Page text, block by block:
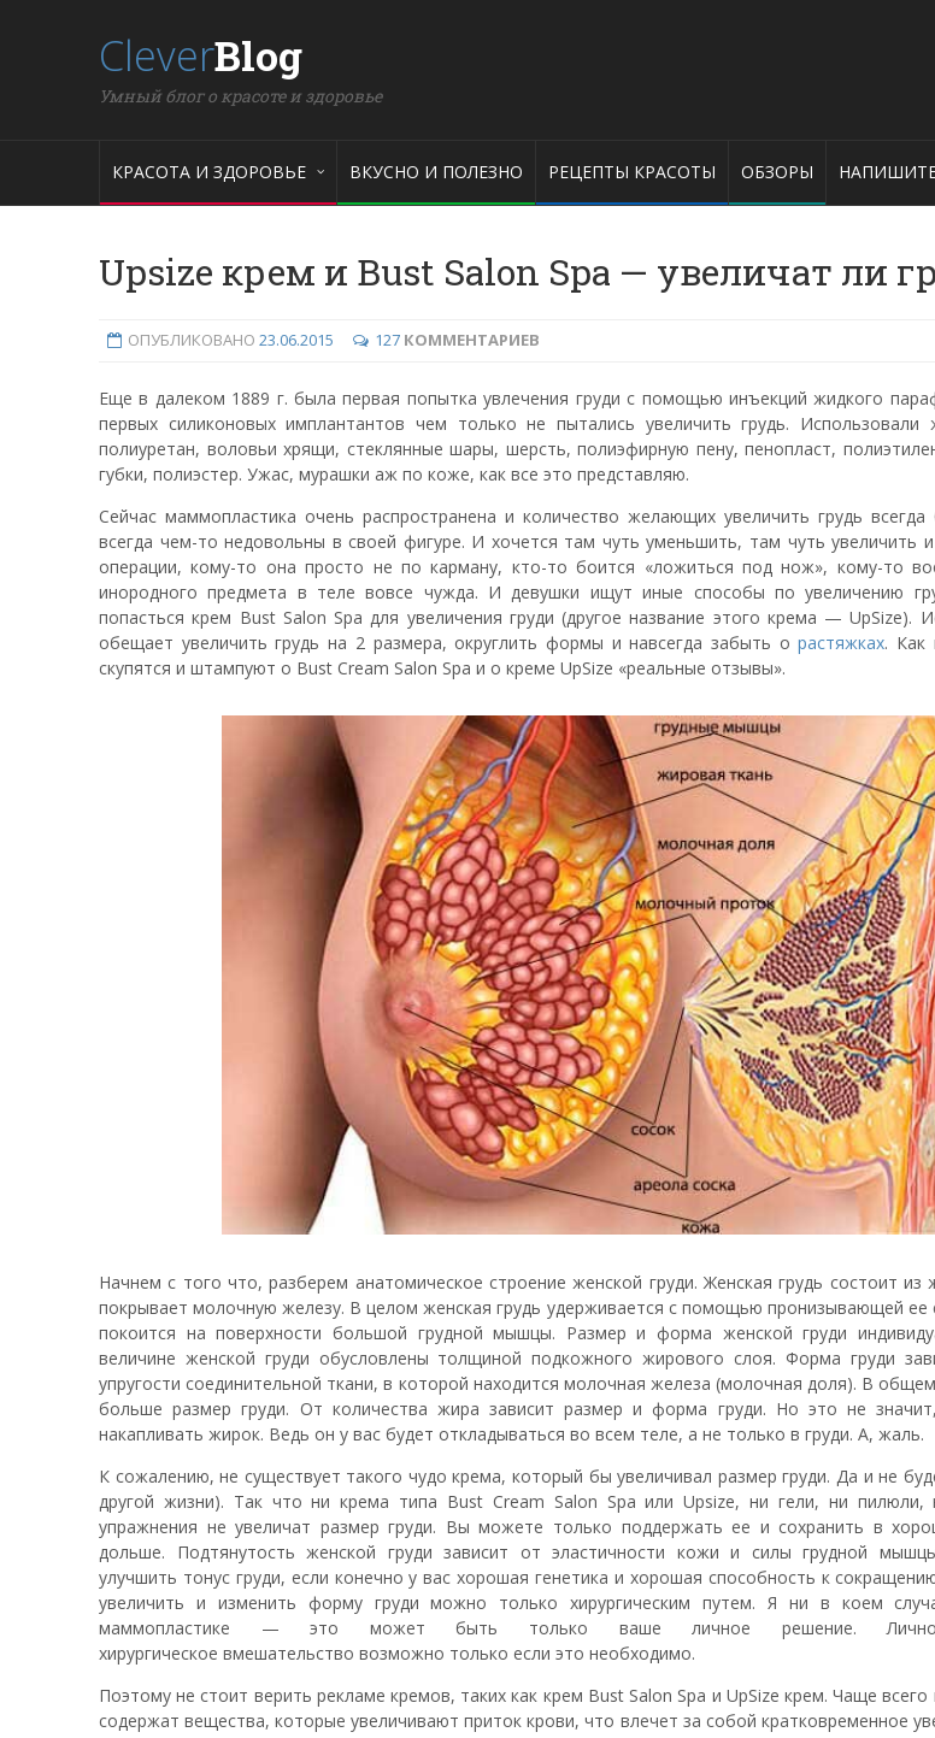
CleverBlog
Умный блог о красоте и здоровье
КРАСОТА И ЗДОРОВЬЕ ВКУСНО И ПОЛЕЗНО РЕЦЕПТЫ КРАСОТЫ ОБЗОРЫ
Upsize крем и Bust Salon Spa — увеличат ли
ОПУБЛИКОВАНО 23.06.2015 127 КОММЕНТАРИЕВ
Еще в далеком 1889 г. была первая попытка увлечения груди с помощью инъекций жидкого
первых силиконовых имплантантов чем только не пытались увеличить грудь. Использовали
полиуретан, воловьи хрящи, стеклянные шары, шерсть, полиэфирную пену, пенопласт,
губки, полиэстер. Ужас, мурашки аж по коже, как все это представляю.
Сейчас маммопластика очень распространена и количество желающих увеличить грудь
всегда чем-то недовольны в своей фигуре. И хочется там чуть уменьшить, там чуть увеличить
операции, кому-то она просто не по карману, кто-то боится «ложиться под нож», кому-то
инородного предмета в теле вовсе чужда. И девушки ищут иные способы по увеличению
попасться крем Bust Salon Spa для увеличения груди (другое название этого крема — UpSize).
обещает увеличить грудь на 2 размера, округлить формы и навсегда забыть орастяжках. Как
скупятся и штампуют о Bust Cream Salon Spa и о креме UpSize «реальные отзывы».
Начнем с того что, разберем анатомическое строение женской груди. Женская грудь состоит из
покрывает молочную железу. В целом женская грудь удерживается с помощью пронизывающей ее
покоится на поверхности большой грудной мышцы. Размер и форма женской груди
величине женской груди обусловлены толщиной подкожного жирового слоя. Форма груди
упругости соединительной ткани, в которой находится молочная железа (молочная доля). В
больше размер груди. От количества жира зависит размер и форма груди. Но это не
накапливать жирок. Ведь он у вас будет откладываться во всем теле, а не только в груди. А, жаль.
К сожалению, не существует такого чудо крема, который бы увеличивал размер груди. Да и не
другой жизни). Так что ни крема типа Bust Cream Salon Spa или Upsize, ни гели, ни
упражнения не увеличат размер груди. Вы можете только поддержать ее и сохранить в
дольше. Подтянутость женской груди зависит от эластичности кожи и силы грудной
улучшить тонус груди, если конечно у вас хорошая генетика и хорошая способность к
увеличить и изменить форму груди можно только хирургическим путем. Я ни в коем
маммопластике — это может быть только ваше личное решение.
хирургическое вмешательство возможно только если это необходимо.
Поэтому не стоит верить рекламе кремов, таких как крем Bust Salon Spa и UpSize крем. Чаще
содержат вещества, которые увеличивают приток крови, что влечет за собой кратковременное